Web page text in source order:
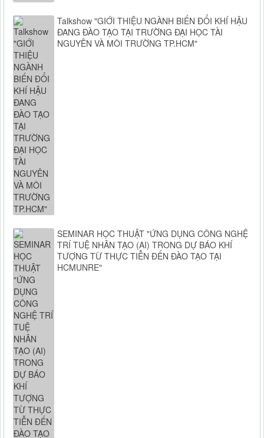
Talkshow "GIỚI THIỆU NGÀNH BIẾN ĐỔI KHÍ HẬU
ĐANG ĐÀO TẠO TẠI TRƯỜNG ĐẠI HỌC TÀI
NGUYÊN VÀ MÔI TRƯỜNG TP.HCM"
SEMINAR HỌC THUẬT "ỨNG DỤNG CÔNG NGHỆ
TRÍ TUỆ NHÂN TẠO (AI) TRONG DỰ BÁO KHÍ
TƯỢNG TỪ THỰC TIỄN ĐẾN ĐÀO TẠO TẠI
HCMUNRE"